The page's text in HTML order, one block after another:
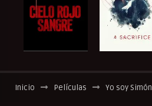
Inicio Películas Yo soy Simón